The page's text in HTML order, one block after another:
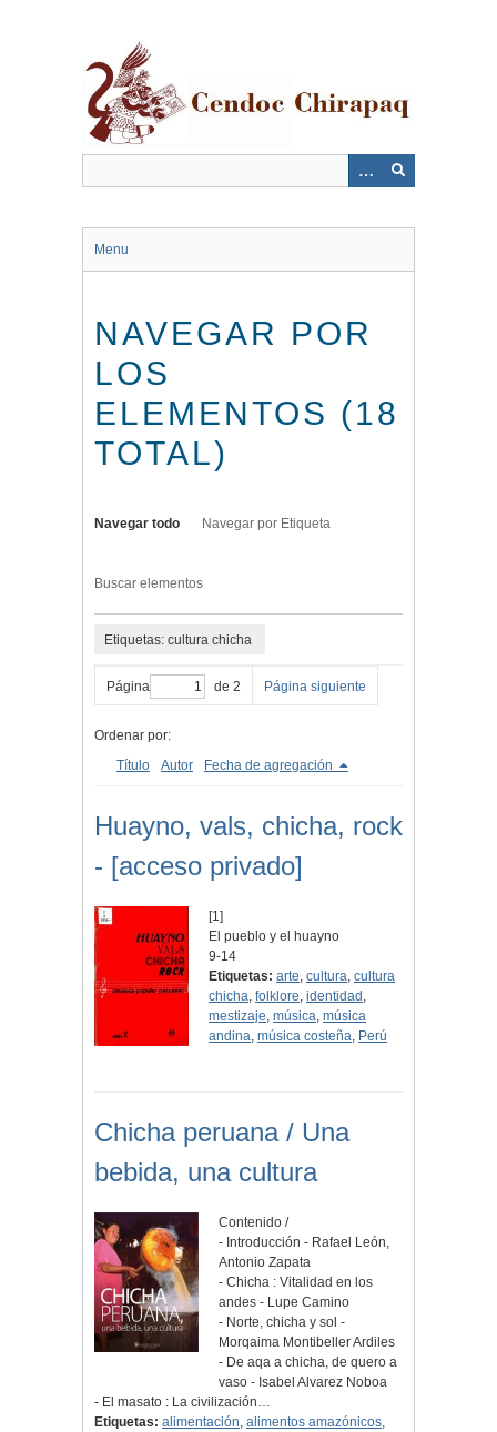
Menu
NAVEGAR POR
LOS
ELEMENTOS (18
TOTAL)
Navegar todo Navegar por Etiqueta
Buscar elementos
Etiquetas: cultura chicha
Página de 2 Página siguiente
Ordenar por:
Título
Autor Fecha de agregación
Huayno, vals, chicha, rock
- [acceso privado]
[1]
El pueblo y el huayno
9-14
Etiquetas: arte,cultura,cultura
chicha,folklore,identidad ,
mestizaje,música,música
andina,música costeña, Perú
Chicha peruana / Una
bebida, una cultura
Contenido /
- Introducción - Rafael León,
Antonio Zapata
- Chicha : Vitalidad en los
andes - Lupe Camino
- Norte, chicha y sol -
Morqaima Montibeller Ardiles
- De aqa a chicha, de quero a
vaso - Isabel Alvarez Noboa
- El masato : La civilización…
Etiquetas: alimentación, alimentos amazónicos,